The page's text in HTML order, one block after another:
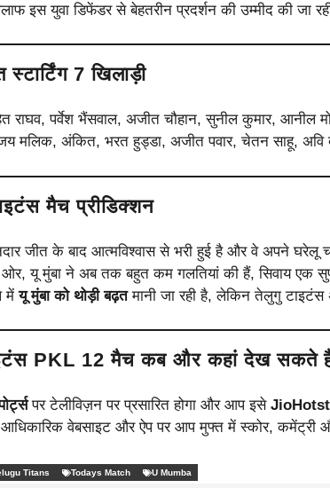
इस युवा डिफेंडर से बेहतरीन प्रदर्शन की उम्मीद की जा
स्टार्टिंग 7 खिलाड़ी
राघव, पर्वेश भैंसवाल, अजीत चौहान, सुनील कुमार, आनील
मलिक, अंकित, भरत हुड्डा, अजीत पवार, चेतन साहू,
मैच प्रीडिक्शन
जीत के बाद आत्मविश्वास से भरी हुई है और वे अपने
यू मुंबा ने अब तक बहुत कम गलतियां की हैं, सिवाय एक
मेंयू मुंबा को थोड़ी बढ़तमानी जा रही है, लेकिन तेलुगु टाइटंस
PKL 12 मैच कब और कहां देख सकते
पर टेलीविज़न पर प्रसारित होगा और आप इसे
वेबसाइट और ऐप पर आप मुफ्त में स्कोर,
Titans Todays Match U Mumba